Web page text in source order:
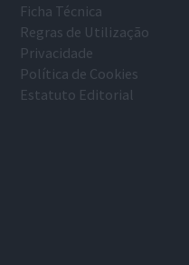
Ficha Técnica
Regras de Utilização
Privacidade
Política de Cookies
Estatuto Editorial